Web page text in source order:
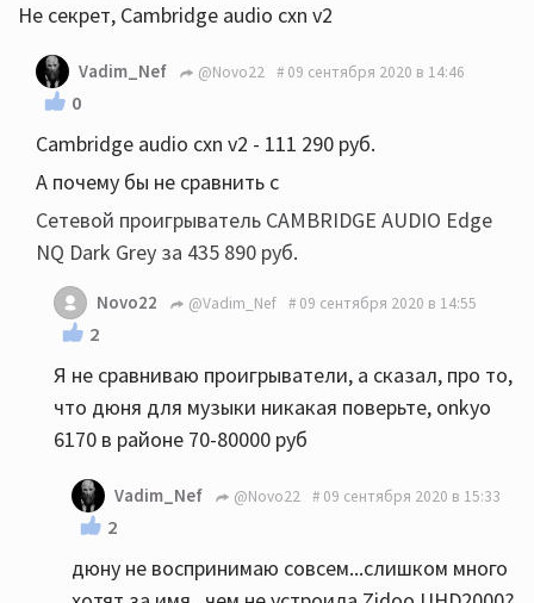
Не секрет, Cambridge audio cxn v2
Vadim_Nef @Novo22 09 сентября 2020 в 14:46
0
Cambridge audio cxn v2 - 111 290 руб.
А почему бы не сравнить с
Сетевой проигрыватель CAMBRIDGE AUDIO Edge
NQ Dark Grey за 435 890 руб.
Novo22 @Vadim_Nef 09 сентября 2020 в 14:55
2
Я не сравниваю проигрыватели, а сказал, про то,
что дюня для музыки никакая поверьте, onkyo
6170 в районе 70-80000 руб
Vadim_Nef @Novo22 09 сентября 2020 в 15:33
2
дюну не воспринимаю совсем...слишком много